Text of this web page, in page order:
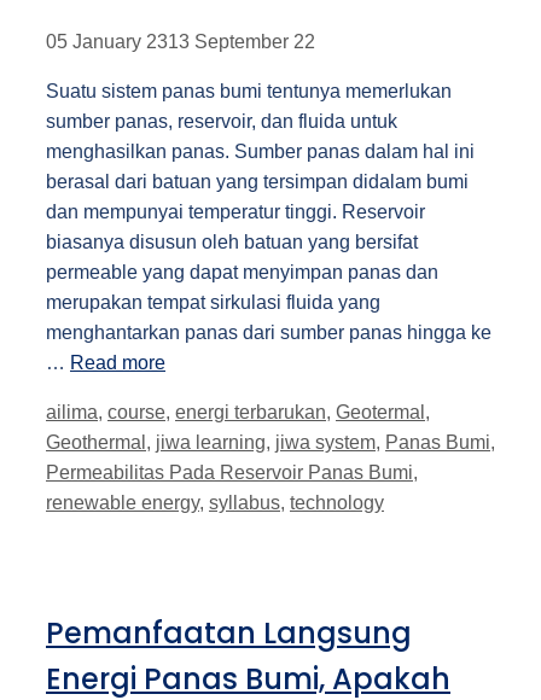
05 January 2313 September 22
Suatu sistem panas bumi tentunya memerlukan
sumber panas, reservoir, dan fluida untuk
menghasilkan panas. Sumber panas dalam hal ini
berasal dari batuan yang tersimpan didalam bumi
dan mempunyai temperatur tinggi. Reservoir
biasanya disusun oleh batuan yang bersifat
permeable yang dapat menyimpan panas dan
merupakan tempat sirkulasi fluida yang
menghantarkan panas dari sumber panas hingga ke
… Read more
Tags
ailima, course, energi terbarukan, Geotermal ,
Geothermal , jiwa learning, jiwa system, Panas Bumi,
Permeabilitas Pada Reservoir Panas Bumi,
renewable energy, syllabus, technology
Pemanfaatan Langsung
Energi Panas Bumi, Apakah